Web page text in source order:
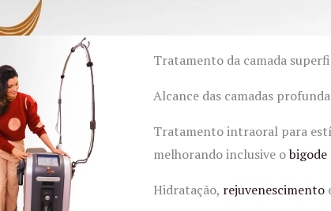
Tratamento da camada
Alcance das camadas
Tratamento intraoral para
melhorando inclusive obigode
Hidratação, rejuvenescimento